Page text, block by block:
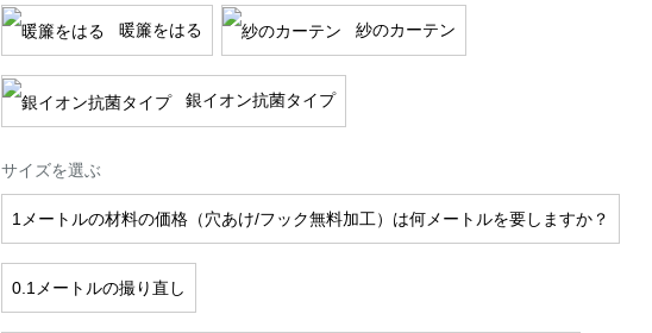
暖簾をはる 紗のカーテン
銀イオン抗菌タイプ
サイズを選ぶ
1メートルの材料の価格（穴あけ/フック無料加工）は何メートルを要しますか？
0.1メートルの撮り直し